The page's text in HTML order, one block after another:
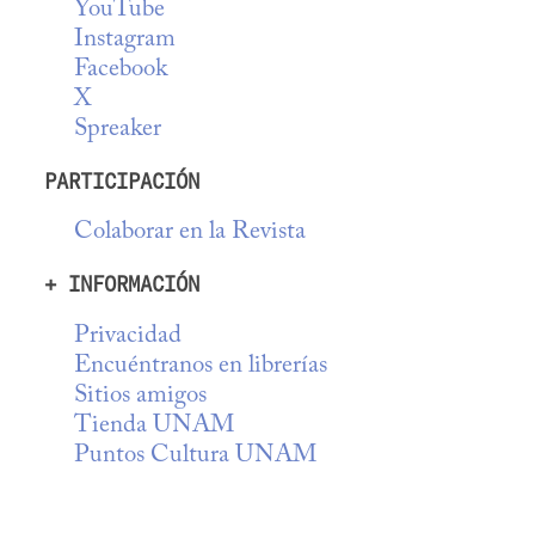
YouTube
Instagram
Facebook
X
Spreaker
PARTICIPACIÓN
Colaborar en la Revista
+ INFORMACIÓN
Privacidad
Encuéntranos en librerías
Sitios amigos
Tienda UNAM
Puntos Cultura UNAM